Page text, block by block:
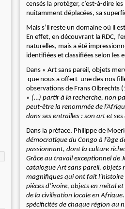
censés la protéger, c’est-à-dire
nuitamment déplacées, sa
Mais s’il reste un domaine où il
En effet, en découvrant la RDC,
naturelles, mais a été
identifiées et classifiées selon les
Dans « Art sans pareil, objets
que nous a offert une des nos
observations de Frans Olbrechts
« (…) partir à la recherche, non
peut-être la renommée de
dans ses entrailles : son art et
Dans la préface, Philippe de
démocratique du Congo à l’âge
passionnant, dont la culture
Grâce au travail exceptionnel de
catalogue Art sans pareil, objets
magnifiques qui ont fait l’histoire
pièces d’ivoire, objets en métal
de la civilisation locale en
spécificités de chaque région au